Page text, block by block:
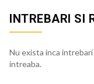
INTREBARI SI
Nu exista inca
intreaba.